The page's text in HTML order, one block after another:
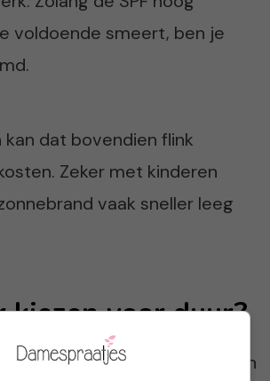
voldoende smeert, ben je
kan dat bovendien flink
Zeker met kinderen
vaak sneller leeg
kiezen voor duur?
kan interessant zijn